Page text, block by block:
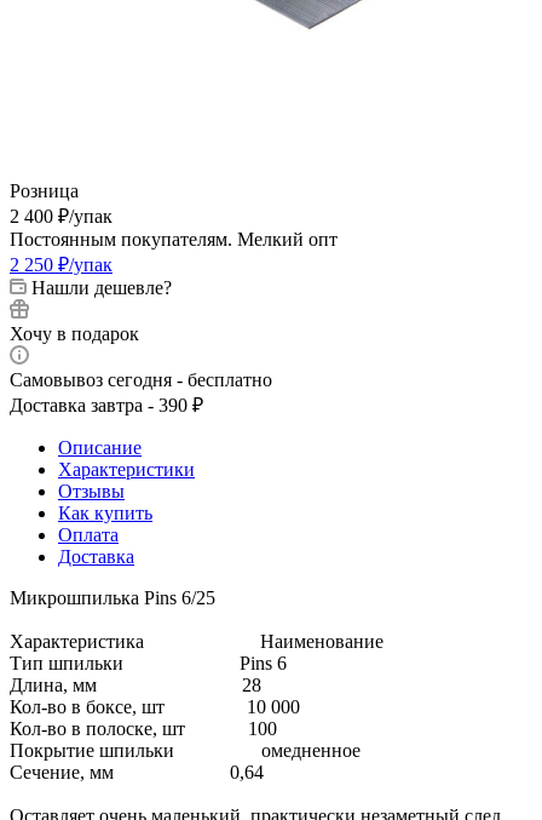
Розница
2 400 ₽/упак
Постоянным покупателям. Мелкий опт
2 250 ₽/упак
Нашли дешевле?
Хочу в подарок
Самовывоз сегодня - бесплатно
Доставка завтра - 390 ₽
Описание
Характеристики
Отзывы
Как купить
Оплата
Доставка
Микрошпилька Pins 6/25
Характеристика Наименование
Тип шпильки Pins 6
Длина, мм 28
Кол-во в боксе, шт 10 000
Кол-во в полоске, шт 100
Покрытие шпильки омедненное
Сечение, мм 0,64
Оставляет очень маленький, практически незаметный след.